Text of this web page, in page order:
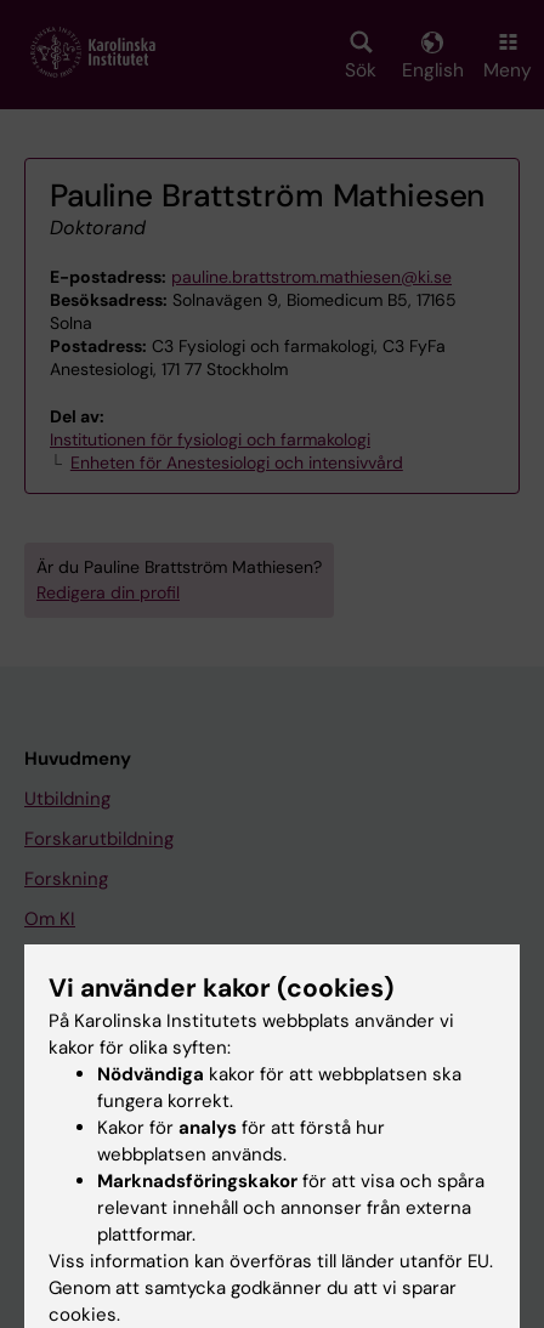
main
Sök English Meny
Pauline Brattström Mathiesen
Doktorand
E-postadress: pauline.brattstrom.mathiesen@ki.se
Besöksadress: Solnavägen 9, Biomedicum B5, 17165
Solna
Postadress: C3 Fysiologi och farmakologi, C3 FyFa
Anestesiologi, 171 77 Stockholm
Del av:
Institutionen för fysiologi och farmakologi
Enheten för Anestesiologi och intensivvård
Är du Pauline Brattström Mathiesen?
Redigera din profil
Huvudmeny
Utbildning
Forskarutbildning
Forskning
Om KI
På gång
Nyheter
Kalender
Schema
Studentmejlen
Vi använder kakor (cookies)
På Karolinska Institutets webbplats använder vi
kakor för olika syften:
Nödvändiga kakor för att webbplatsen ska
fungera korrekt.
Kakor för analys för att förstå hur
webbplatsen används.
Marknadsföringskakor för att visa och spåra
relevant innehåll och annonser från externa
plattformar.
Viss information kan överföras till länder utanför EU.
Genom att samtycka godkänner du att vi sparar
cookies.